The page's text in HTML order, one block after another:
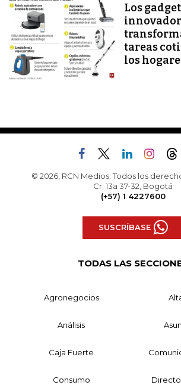
Los
tareas
los
© 2026, RCN Medios. Todos los
Cr. 13a 37-32, Bogotá
(+57) 1 4227600
SUSCRÍBASE
TODAS LAS
Agronegocios
Análisis
Caja Fuerte
Consumo